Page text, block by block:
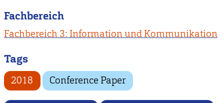
Fachbereich
Fachbereich 3: Information und Kommunikation
Tags
2018 Conference Paper